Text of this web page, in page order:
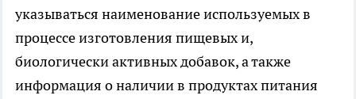
указываться наименование используемых в
процессе изготовления пищевых и,
биологически активных добавок, а также
информация о наличии в продуктах питания